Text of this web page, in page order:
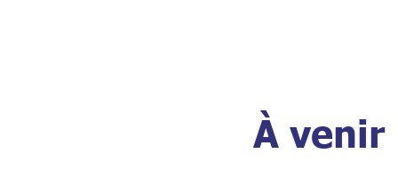
À venir